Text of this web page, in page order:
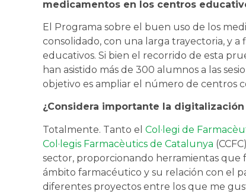
medicamentos en los centros
El Programa sobre el buen uso de los
consolidado, con una larga trayectoria, y
educativos. Si bien el recorrido de esta
han asistido más de 300 alumnos a las
objetivo es ampliar el número de centros
¿Considera importante la
Totalmente. Tanto el Col·legi de
Col·legis Farmacèutics de Catalunya
sector, proporcionando herramientas que
ámbito farmacéutico y su relación con el
diferentes proyectos entre los que me